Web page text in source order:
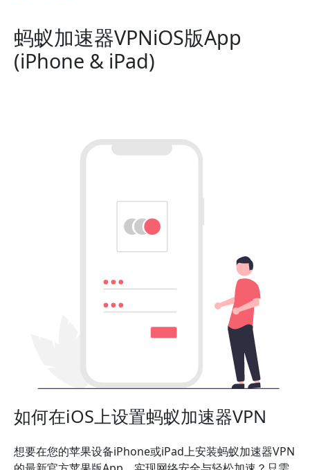
蚂蚁加速器VPNiOS版App
(iPhone & iPad)
如何在iOS上设置蚂蚁加速器VPN
想要在您的苹果设备iPhone或iPad上安装蚂蚁加速器VPN